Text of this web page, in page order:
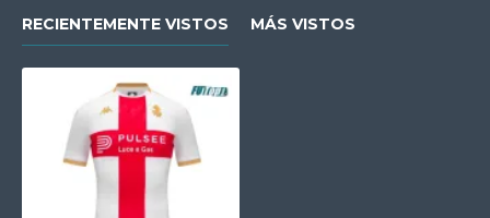
RECIENTEMENTE VISTOS MÁS VISTOS